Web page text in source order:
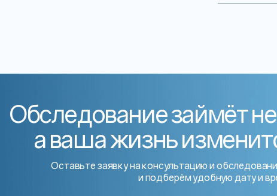
Обследование займёт
а ваша жизнь
Оставьте заявку на консультацию и
и подберём удобную дату и